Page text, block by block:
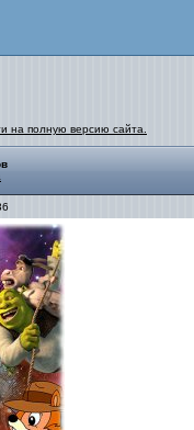
на полную версию сайта.